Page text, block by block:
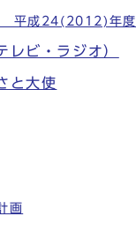
平成24(2012)年度
レビ・ラジオ）
と大使
画